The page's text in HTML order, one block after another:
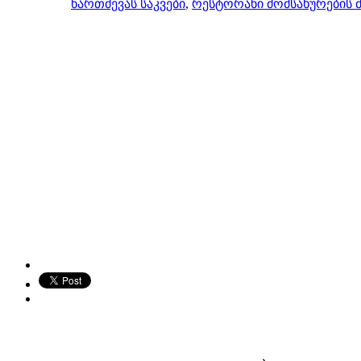
წართმევას საკვები, რესტორანი მომსახურების